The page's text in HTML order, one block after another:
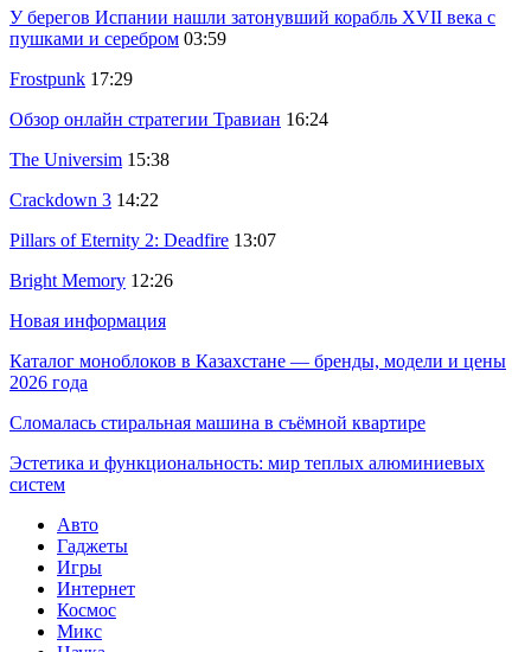
У берегов Испании нашли затонувший корабль XVII века с
пушками и серебром 03:59
Frostpunk 17:29
Обзор онлайн стратегии Травиан 16:24
The Universim 15:38
Crackdown 3 14:22
Pillars of Eternity 2: Deadfire 13:07
Bright Memory 12:26
Новая информация
Каталог моноблоков в Казахстане — бренды, модели и цены
2026 года
Сломалась стиральная машина в съёмной квартире
Эстетика и функциональность: мир теплых алюминиевых
систем
Авто
Гаджеты
Игры
Интернет
Космос
Микс